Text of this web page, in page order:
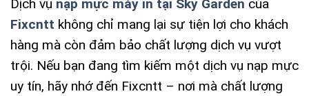
Dịch vụ nạp mực máy in tại Sky Garden của
Fixcntt không chỉ mang lại sự tiện lợi cho khách
hàng mà còn đảm bảo chất lượng dịch vụ vượt
trội. Nếu bạn đang tìm kiếm một dịch vụ nạp mực
uy tín, hãy nhớ đến Fixcntt – nơi mà chất lượng